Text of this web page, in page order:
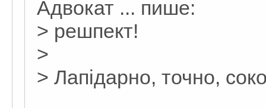
Адвокат ... пише:
> решпект!
>
> Лапідарно, точно,